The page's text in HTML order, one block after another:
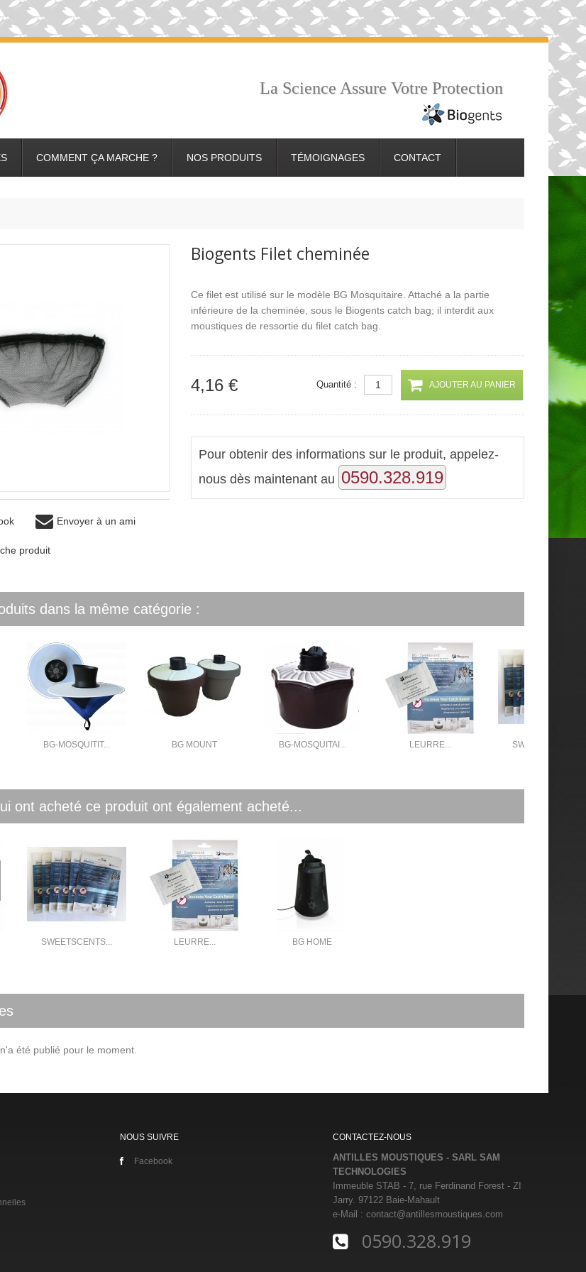
La Science Assure Votre Protection
COMMENT ÇA MARCHE ? NOS PRODUITS TÉMOIGNAGES CONTACT
Envoyer à un ami
produit
Biogents Filet cheminée
Ce filet est utilisé sur le modèle BG Mosquitaire. Attaché a la partie
inférieure de la cheminée, sous le Biogents catch bag; il interdit aux
moustiques de ressortie du filet catch bag.
4,16 € AJOUTER AU PANIER
Quantité :
Pour obtenir des informations sur le produit, appelez-
nous dès maintenant au 0590.328.919
dans la même catégorie :
BG-MOSQUITIT... BG MOUNT BG-MOSQUITAI... LEURRE... SWEETSCENTS...
ont acheté ce produit ont également acheté...
SWEETSCENTS... LEURRE... BG HOME
été publié pour le moment.
NOUS SUIVRE
Facebook
CONTACTEZ-NOUS
ANTILLES MOUSTIQUES - SARL SAM
TECHNOLOGIES
Immeuble STAB - 7, rue Ferdinand Forest - ZI
Jarry. 97122 Baie-Mahault
e-Mail : contact@antillesmoustiques.com
0590.328.919